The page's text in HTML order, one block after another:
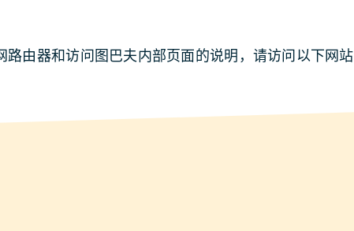
路由器和访问图巴夫内部页面的说明，请访问以下网站